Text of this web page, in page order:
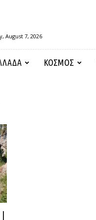
August 7, 2026
ΚΟΣΜΟΣ